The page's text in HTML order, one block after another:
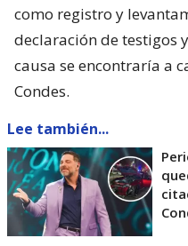
como registro y
declaración de testigos
causa se encontraría a
Condes.
Lee también...